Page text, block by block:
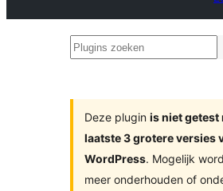
Plugins
Deze plugin is niet getest
laatste 3 grotere versies
WordPress. Mogelijk
meer onderhouden of